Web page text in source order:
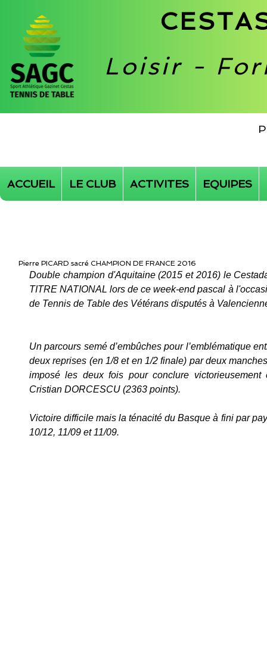
Loisir -
ACCUEIL LE CLUB ACTIVITES EQUIPES
Pierre PICARD sacré CHAMPION DE FRANCE 2016
Double champion d'Aquitaine (2015 et 2016) le
TITRE NATIONAL lors de ce week-end pascal à
de Tennis de Table des Vétérans disputés à
Un parcours semé d’embûches pour l’emblématique
deux reprises (en 1/8 et en 1/2 finale) par deux
imposé les deux fois pour conclure
Cristian DORCESCU (2363 points).
Victoire difficile mais la ténacité du Basque à fini par
10/12, 11/09 et 11/09.